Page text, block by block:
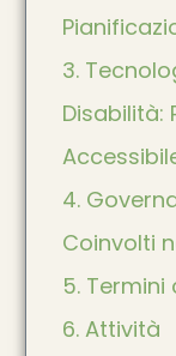
3.
Disabilità:
4.
Coinvolti
5.
6. Attività